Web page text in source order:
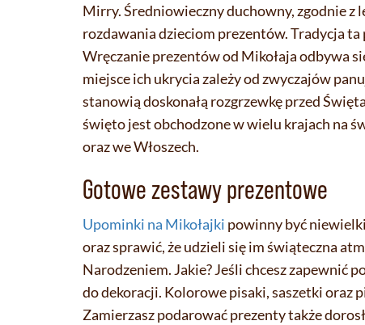
Mirry. Średniowieczny duchowny, zgodnie z
rozdawania dzieciom prezentów. Tradycja
Wręczanie prezentów od Mikołaja odbywa
miejsce ich ukrycia zależy od zwyczajów
stanowią doskonałą rozgrzewkę przed
święto jest obchodzone w wielu krajach na
oraz we Włoszech.
Gotowe zestawy prezentowe
Upominki na Mikołajki powinny być
oraz sprawić, że udzieli się im świąteczna
Narodzeniem. Jakie? Jeśli chcesz zapewnić
do dekoracji. Kolorowe pisaki, saszetki oraz
Zamierzasz podarować prezenty także